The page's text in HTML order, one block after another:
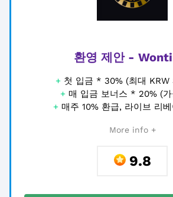
환영 제안 -
+ 첫 입금 * 30% (최대 KRW
+ 매 입금 보너스 * 20% (
+ 매주 10% 환급, 라이브 리
More info +
9.8